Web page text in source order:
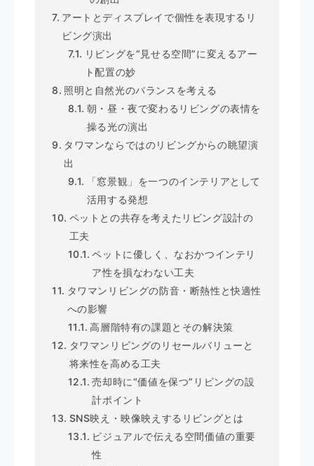
アートとディスプレイで個性を表現するリ
ビング演出
リビングを“見せる空間”に変えるアー
ト配置の妙
照明と自然光のバランスを考える
朝・昼・夜で変わるリビングの表情を
操る光の演出
タワマンならではのリビングからの眺望演
出
「窓景観」を一つのインテリアとして
活用する発想
ペットとの共存を考えたリビング設計の
工夫
ペットに優しく、なおかつインテリ
ア性を損なわない工夫
タワマンリビングの防音・断熱性と快適性
への影響
高層階特有の課題とその解決策
タワマンリビングのリセールバリューと
将来性を高める工夫
売却時に“価値を保つ”リビングの設
計ポイント
SNS映え・映像映えするリビングとは
ビジュアルで伝える空間価値の重要
性